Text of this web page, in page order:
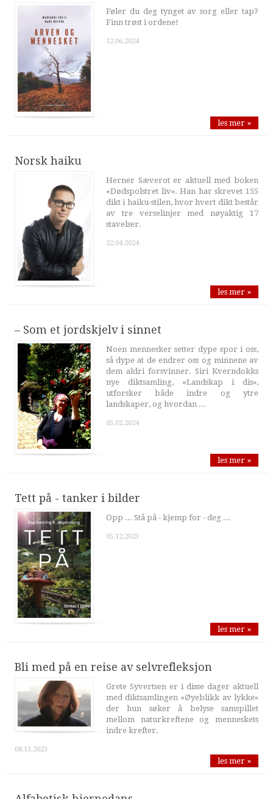
Føler du deg tynget av sorg eller tap?
Finn trøst i ordene!
12.06.2024
les mer »
Norsk haiku
Herner Sæverot er aktuell med boken
«Dødspolstret liv». Han har skrevet 155
dikt i haiku-stilen, hvor hvert dikt består
av tre verselinjer med nøyaktig 17
stavelser.
22.04.2024
les mer »
– Som et jordskjelv i sinnet
Noen mennesker setter dype spor i oss,
så dype at de endrer oss og minnene av
dem aldri forsvinner. Siri Kverndokks
nye diktsamling, «Landskap i dis»,
utforsker både indre og ytre
landskaper, og hvordan ...
05.02.2024
les mer »
Tett på - tanker i bilder
Opp ... Stå på - kjemp for - deg ...
05.12.2023
les mer »
Bli med på en reise av selvrefleksjon
Grete Syvertsen er i disse dager aktuell
med diktsamlingen «Øyeblikk av lykke»
der hun søker å belyse samspillet
mellom naturkreftene og menneskets
indre krefter.
08.11.2023
les mer »